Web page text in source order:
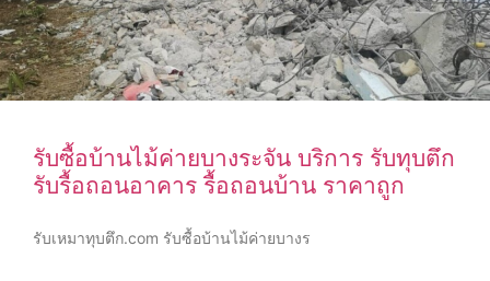
รับซื้อบ้านไม้ค่ายบางระจัน บริการ รับทุบตึก
รับรื้อถอนอาคาร รื้อถอนบ้าน ราคาถูก
รับเหมาทุบตึก.com รับซื้อบ้านไม้ค่ายบางร